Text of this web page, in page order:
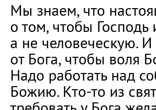
Мы знаем, что
о том, чтобы
а не человеческую.
от Бога, чтобы воля
Надо работать над
Божию. Кто-то из